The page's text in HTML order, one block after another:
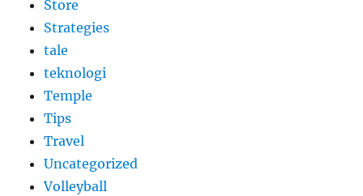
Store
Strategies
tale
teknologi
Temple
Tips
Travel
Uncategorized
Volleyball